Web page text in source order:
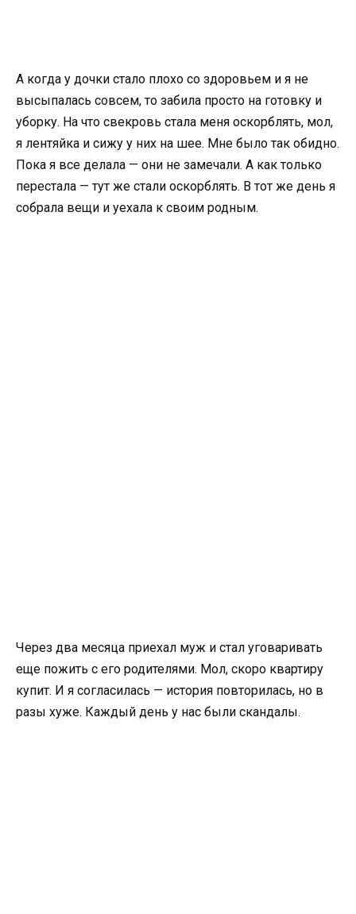
А когда у дочки стало плохо со здоровьем и я не
высыпалась совсем, то забила просто на готовку и
уборку. На что свекровь стала меня оскорблять, мол,
я лентяйка и сижу у них на шее. Мне было так обидно.
Пока я все делала — они не замечали. А как только
перестала — тут же стали оскорблять. В тот же день я
собрала вещи и уехала к своим родным.
Через два месяца приехал муж и стал уговаривать
еще пожить с его родителями. Мол, скоро квартиру
купит. И я согласилась — история повторилась, но в
разы хуже. Каждый день у нас были скандалы.